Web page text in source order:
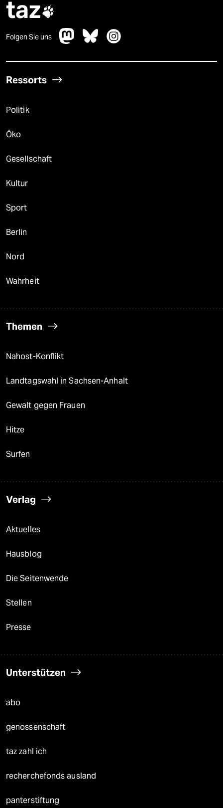
taz
Folgen Sie uns
Ressorts
Politik
Öko
Gesellschaft
Kultur
Sport
Berlin
Nord
Wahrheit
Themen
Nahost-Konflikt
Landtagswahl in Sachsen-Anhalt
Gewalt gegen Frauen
Hitze
Surfen
Verlag
Aktuelles
Hausblog
Die Seitenwende
Stellen
Presse
Unterstützen
abo
genossenschaft
taz zahl ich
recherchefonds ausland
panterstiftung